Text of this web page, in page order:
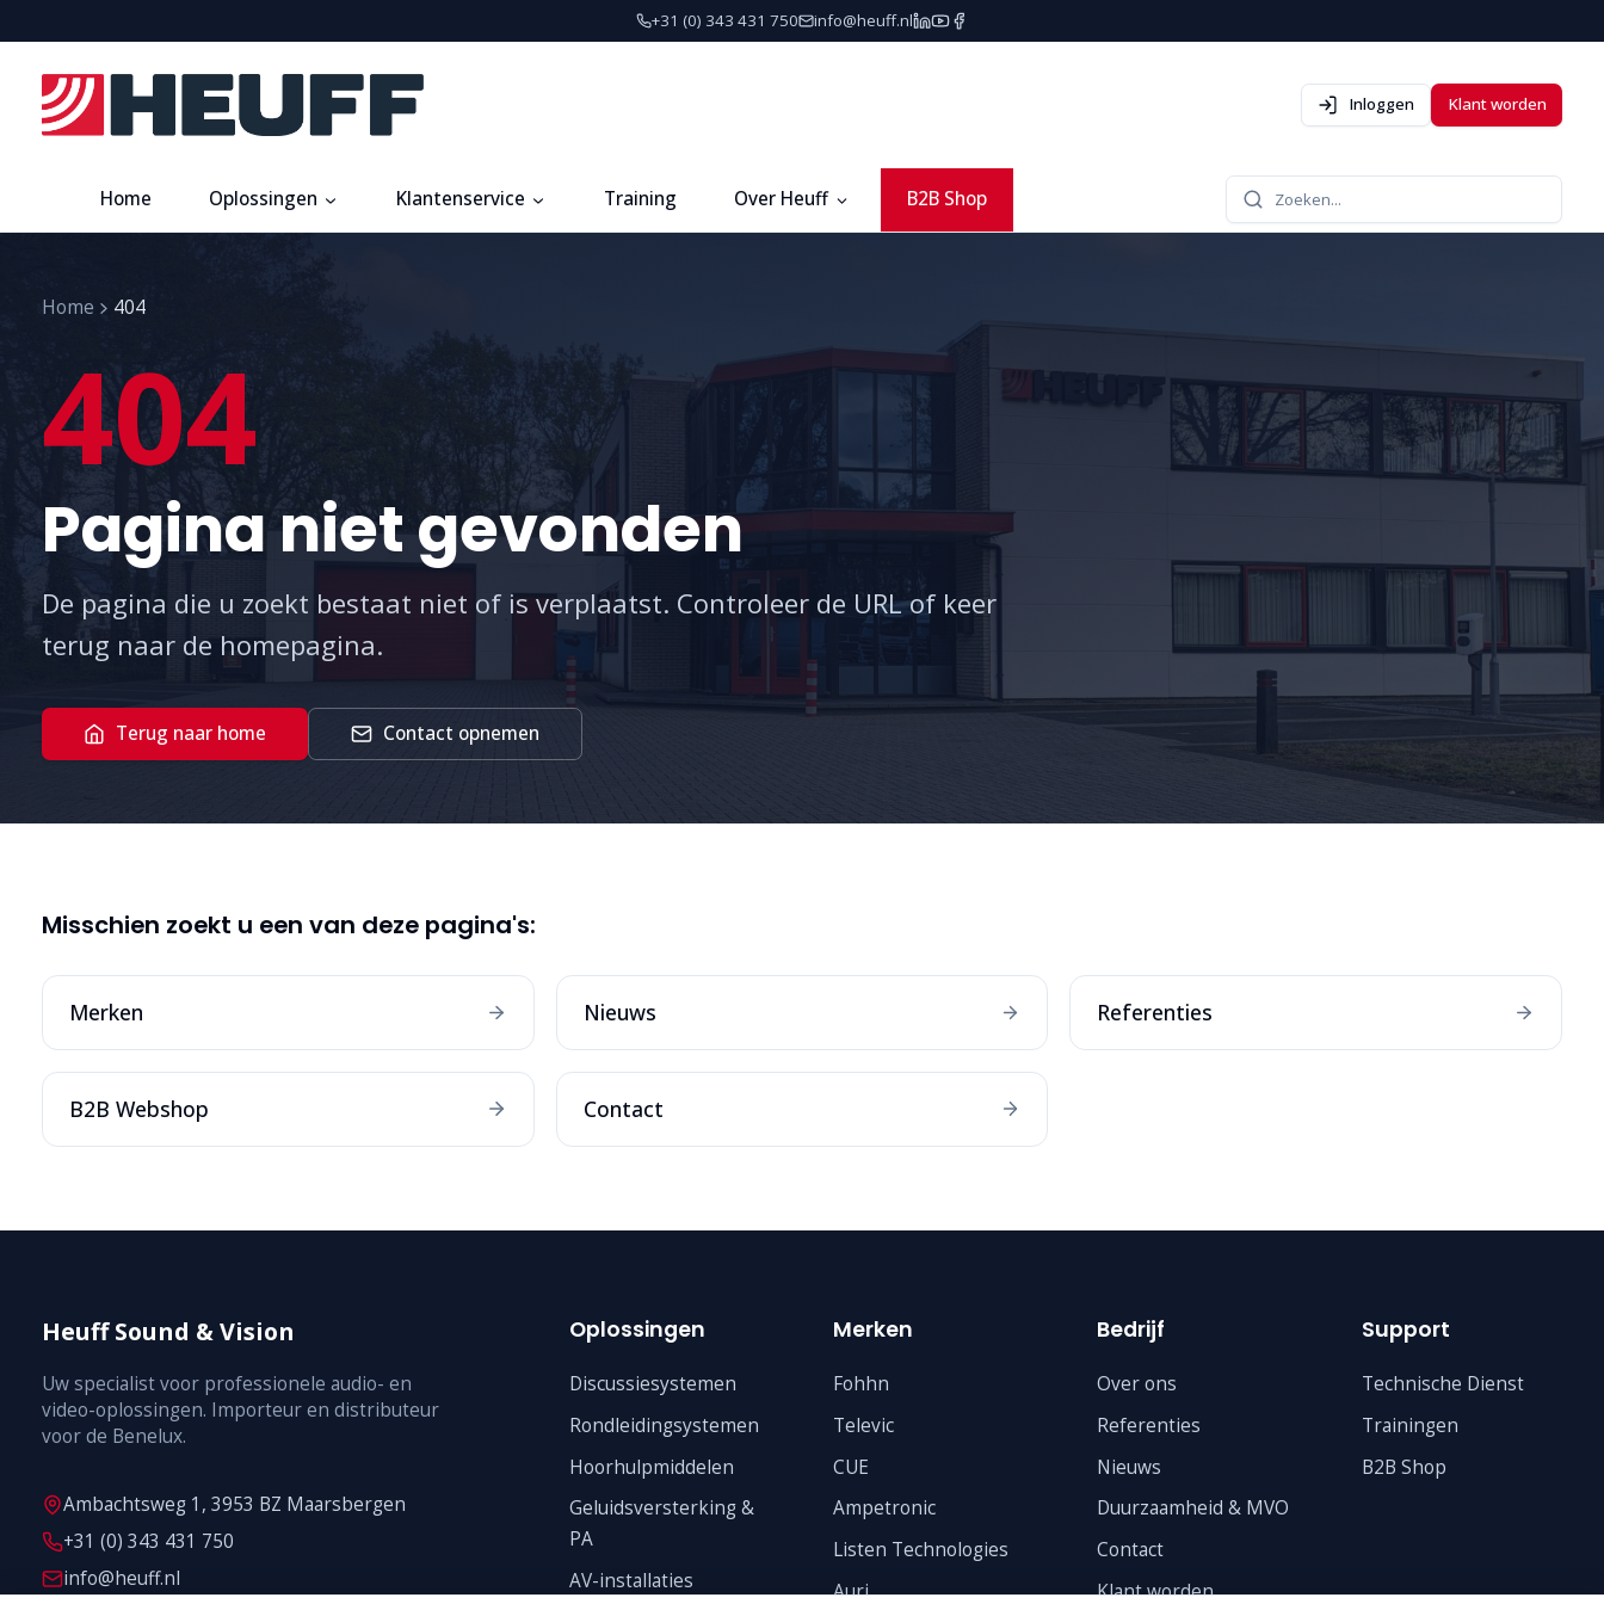
+31 (0) 343 431 750 info@heuff.nl
Inloggen Klant worden
Home Oplossingen Klantenservice Training Over Heuff B2B Shop Zoeken...
Home 404
404
Pagina niet gevonden
De pagina die u zoekt bestaat niet of is verplaatst. Controleer de URL of keer
terug naar de homepagina.
Terug naar home Contact opnemen
Misschien zoekt u een van deze pagina's:
Merken Nieuws Referenties
B2B Webshop Contact
Heuff Sound & Vision
Uw specialist voor professionele audio- en
video-oplossingen. Importeur en distributeur
voor de Benelux.
Ambachtsweg 1, 3953 BZ Maarsbergen
+31 (0) 343 431 750
info@heuff.nl
Oplossingen
Discussiesystemen
Rondleidingsystemen
Hoorhulpmiddelen
Geluidsversterking &
PA
AV-installaties
Merken
Fohhn
Televic
CUE
Ampetronic
Listen Technologies
Auri
Bedrijf
Over ons
Referenties
Nieuws
Duurzaamheid & MVO
Contact
Klant worden
Support
Technische Dienst
Trainingen
B2B Shop